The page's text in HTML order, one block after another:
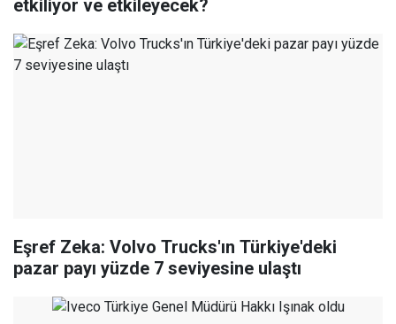
etkiliyor ve etkileyecek?
Eşref Zeka: Volvo Trucks'ın Türkiye'deki
pazar payı yüzde 7 seviyesine ulaştı